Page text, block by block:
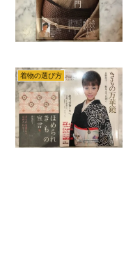
着物の選び方